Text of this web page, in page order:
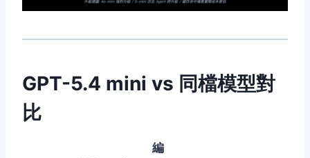
GPT-5.4 mini vs 同檔模型對
比
編